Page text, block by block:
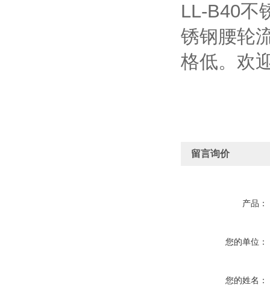
LL-B40不
锈钢腰轮
格低。欢
留言询价
产品：
您的单位：
您的姓名：